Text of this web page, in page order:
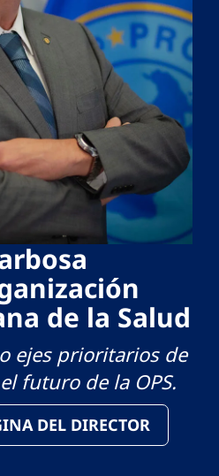
de la Salud
ejes prioritarios de
futuro de la OPS.
DEL DIRECTOR